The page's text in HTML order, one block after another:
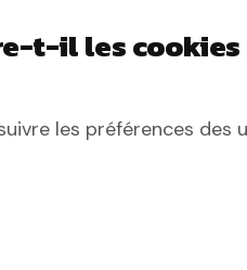
t-il les
les préférences